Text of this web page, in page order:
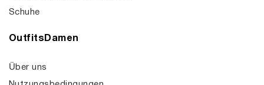
Schuhe
OutfitsDamen
Über uns